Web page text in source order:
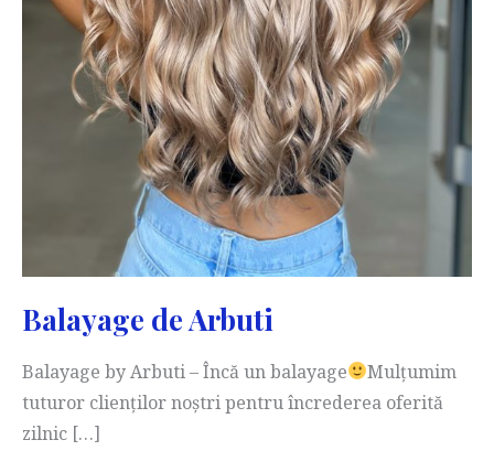
Balayage de Arbuti
Balayage by Arbuti – Încă un balayage
Mulțumim
tuturor clienților noștri pentru încrederea oferită
zilnic […]